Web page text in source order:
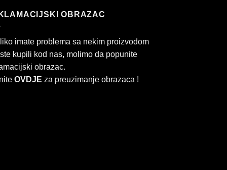
OBRAZAC
imate problema sa nekim proizvodom
kupili kod nas, molimo da popunite
obrazac.
OVDJE za preuzimanje obrazaca !